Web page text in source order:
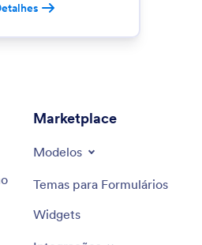
Marketplace
Modelos
Temas para Formulários
Widgets